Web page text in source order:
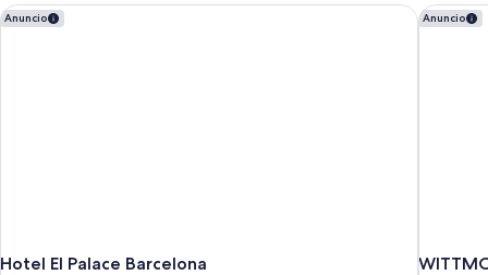
matrimonio
grande,
Anuncio
Hotel El Palace Barcelona
Hotel El Palace Barcelona Anuncio